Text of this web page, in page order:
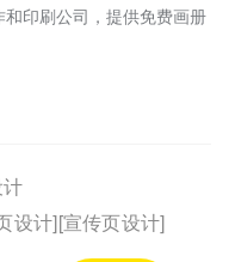
印刷公司，提供免费画册
设计][宣传页设计]